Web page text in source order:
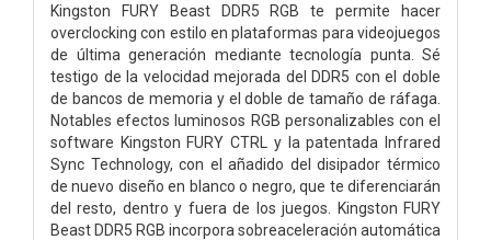
Kingston FURY Beast DDR5 RGB te permite hacer
overclocking con estilo en plataformas para videojuegos
de última generación mediante tecnología punta. Sé
testigo de la velocidad mejorada del DDR5 con el doble
de bancos de memoria y el doble de tamaño de ráfaga.
Notables efectos luminosos RGB personalizables con el
software Kingston FURY CTRL y la patentada Infrared
Sync Technology, con el añadido del disipador térmico
de nuevo diseño en blanco o negro, que te diferenciarán
del resto, dentro y fuera de los juegos. Kingston FURY
Beast DDR5 RGB incorpora sobreaceleración automática